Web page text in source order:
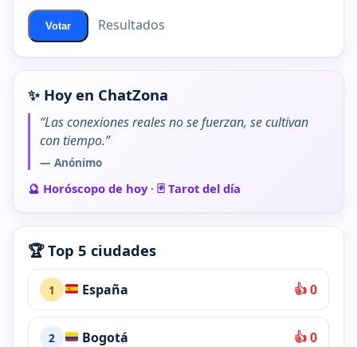
Votar Resultados
✨ Hoy en ChatZona
“Las conexiones reales no se fuerzan, se cultivan
con tiempo.”
— Anónimo
🔮 Horóscopo de hoy· 🃏 Tarot del día
🏆 Top 5 ciudades
1 España 👍 0
2 Bogotá 👍 0